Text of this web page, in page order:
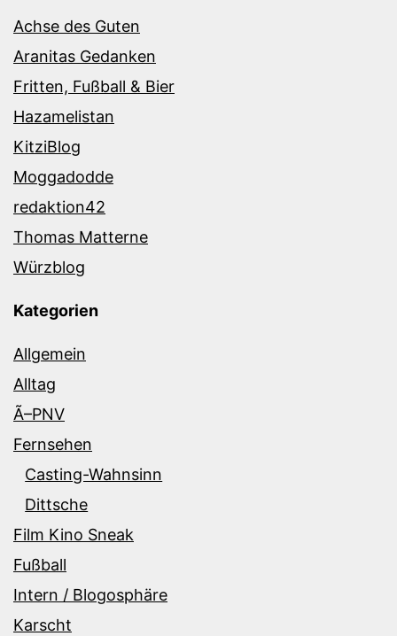
Achse des Guten
Aranitas Gedanken
Fritten, Fußball & Bier
Hazamelistan
KitziBlog
Moggadodde
redaktion42
Thomas Matterne
Würzblog
Kategorien
Allgemein
Alltag
Ã–PNV
Fernsehen
Casting-Wahnsinn
Dittsche
Film Kino Sneak
Fußball
Intern / Blogosphäre
Karscht